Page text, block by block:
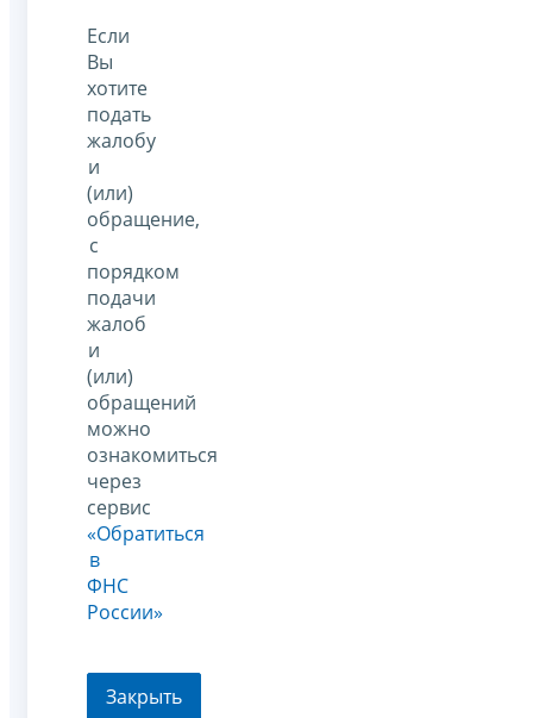
Если
Вы
хотите
подать
жалобу
и
(или)
обращение,
с
порядком
подачи
жалоб
и
(или)
обращений
можно
ознакомиться
через
сервис
«Обратиться
в
ФНС
России»
Закрыть